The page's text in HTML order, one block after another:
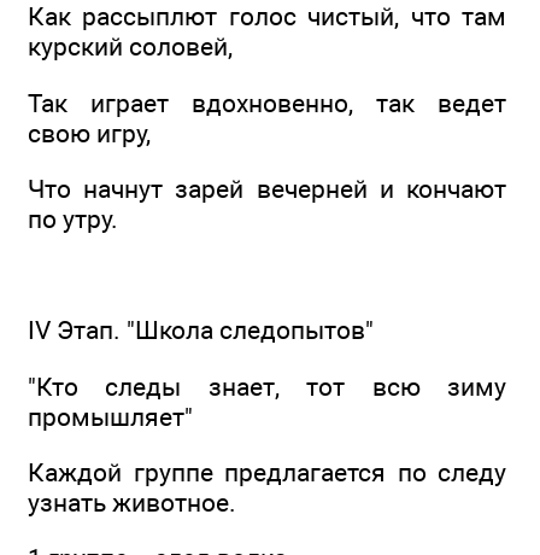
Как рассыплют голос чистый, что там
курский соловей,
Так играет вдохновенно, так ведет
свою игру,
Что начнут зарей вечерней и кончают
по утру.
IV Этап. "Школа следопытов"
"Кто следы знает, тот всю зиму
промышляет"
Каждой группе предлагается по следу
узнать животное.